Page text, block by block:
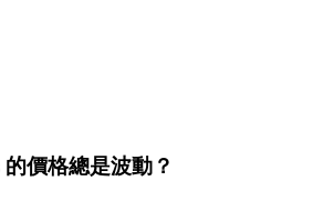
價格總是波動？